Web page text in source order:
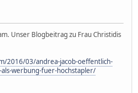
Unser Blogbeitrag zu Frau Christidis
2016/03/andrea-jacob-oeffentlich-
werbung-fuer-hochstapler/